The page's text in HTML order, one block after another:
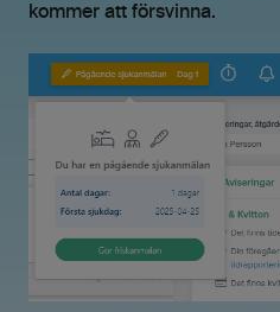
kommer att försvinna.